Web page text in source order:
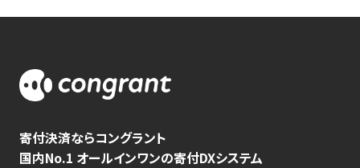
寄付決済ならコングラント
国内No.1 オールインワンの寄付DXシステム